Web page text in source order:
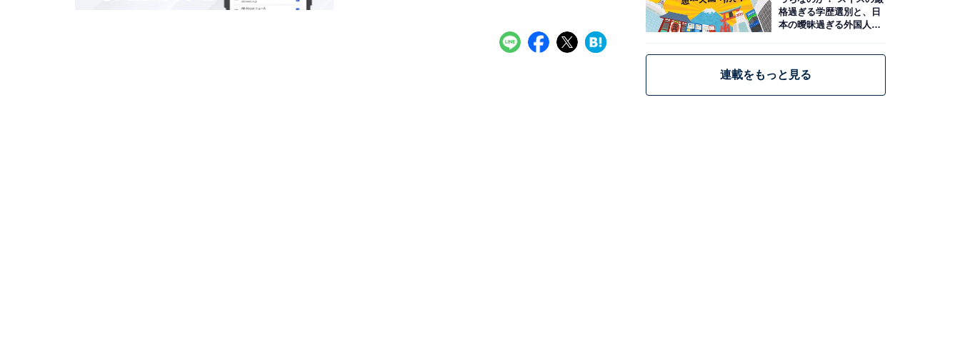
格過ぎる学歴選別と、日
本の曖昧過ぎる外国人政
連載をもっと見る